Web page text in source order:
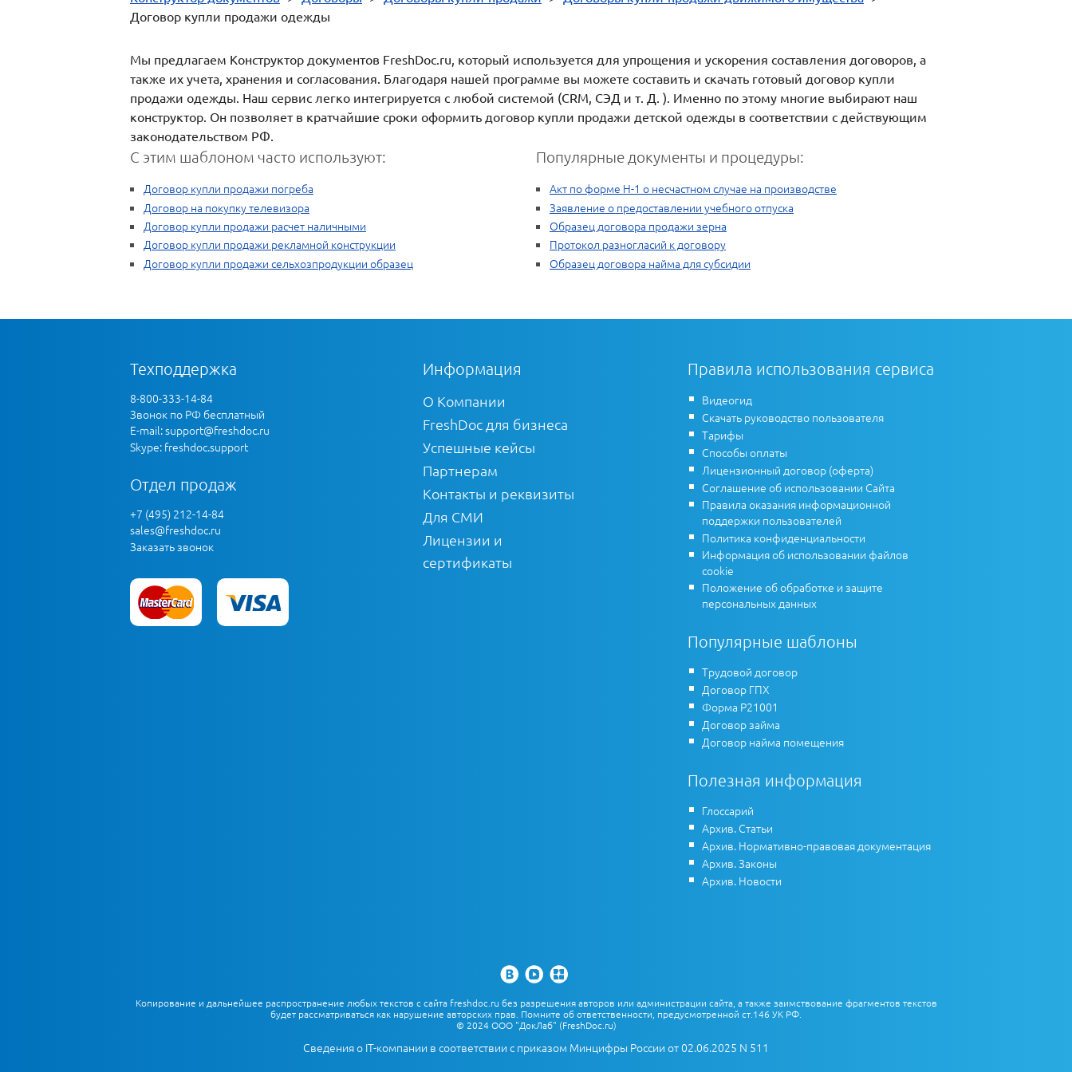
Договор купли продажи одежды
Мы предлагаем Конструктор документов FreshDoc.ru, который используется для упрощения и ускорения составления договоров, а
также их учета, хранения и согласования. Благодаря нашей программе вы можете составить и скачать готовый договор купли
продажи одежды. Наш сервис легко интегрируется с любой системой (CRM, СЭД и т. Д. ). Именно по этому многие выбирают наш
конструктор. Он позволяет в кратчайшие сроки оформить договор купли продажи детской одежды в соответствии с действующим
законодательством РФ.
С этим шаблоном часто используют:
Договор купли продажи погреба
Договор на покупку телевизора
Договор купли продажи расчет наличными
Договор купли продажи рекламной конструкции
Договор купли продажи сельхозпродукции образец
Популярные документы и процедуры:
Акт по форме Н-1 о несчастном случае на производстве
Заявление о предоставлении учебного отпуска
Образец договора продажи зерна
Протокол разногласий к договору
Образец договора найма для субсидии
Техподдержка
8-800-333-14-84
Звонок по РФ бесплатный
E-mail:support@freshdoc.ru
Skype: freshdoc.support
Отдел продаж
+7 (495) 212-14-84
sales@freshdoc.ru
Заказать звонок
Информация
О Компании
FreshDoc для бизнеса
Успешные кейсы
Партнерам
Контакты и реквизиты
Для СМИ
Лицензии и
сертификаты
Правила использования сервиса
Видеогид
Скачать руководство пользователя
Тарифы
Способы оплаты
Лицензионный договор (оферта)
Соглашение об использовании Сайта
Правила оказания информационной
поддержки пользователей
Политика конфиденциальности
Информация об использовании файлов
cookie
Положение об обработке и защите
персональных данных
Популярные шаблоны
Трудовой договор
Договор ГПХ
Форма Р21001
Договор займа
Договор найма помещения
Полезная информация
Глоссарий
Архив. Статьи
Архив. Нормативно-правовая документация
Архив. Законы
Архив. Новости
Копирование и дальнейшее распространение любых текстов с сайта freshdoc.ru без разрешения авторов или администрации сайта, а также заимствование фрагментов текстов
будет рассматриваться как нарушение авторских прав. Помните об ответственности, предусмотренной ст.146 УК РФ.
© 2024 ООО "ДокЛаб" (FreshDoc.ru)
Сведения о IT-компании в соответствии с приказом Минцифры России от 02.06.2025 N 511